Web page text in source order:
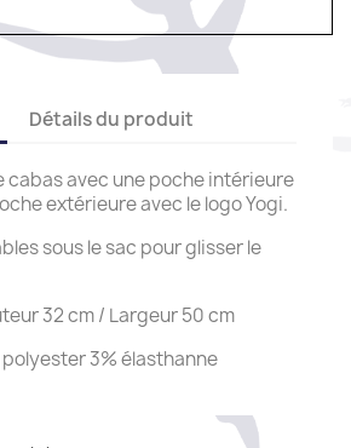
Détails du produit
cabas avec une poche intérieure
extérieure avec le logo Yogi.
sous le sac pour glisser le
32 cm / Largeur 50 cm
3% élasthanne